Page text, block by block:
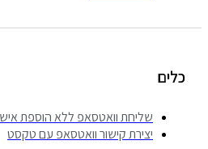
שליחת וואטסאפ ללא הוספת איש קשר
יצירת קישור וואטסאפ עם טקסט